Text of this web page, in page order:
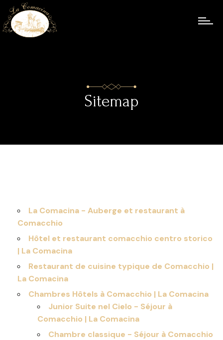
Sitemap
La Comacina - Auberge et restaurant à
Comacchio
Hôtel et restaurant comacchio centro storico
| La Comacina
Restaurant de cuisine typique de Comacchio |
La Comacina
Chambres Hôtels à Comacchio | La Comacina
Junior Suite nel Cielo - Séjour à
Comacchio | La Comacina
Chambre classique - Séjour à Comacchio